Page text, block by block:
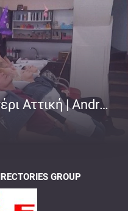
Κομμωτήριο | Περιστέρι Αττική | Andrew
GROUP